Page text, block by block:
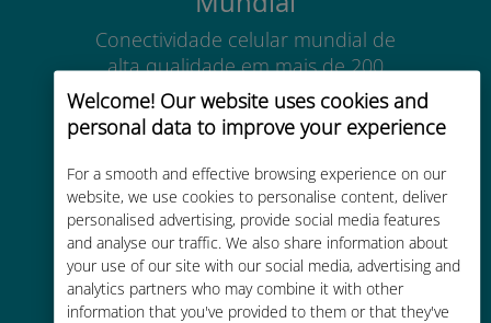
Welcome! Our website uses cookies and
personal data to improve your experience
For a smooth and effective browsing experience on our
website, we use cookies to personalise content, deliver
personalised advertising, provide social media features
and analyse our traffic. We also share information about
your use of our site with our social media, advertising and
analytics partners who may combine it with other
information that you've provided to them or that they've
Conectividade celular mundial de
alta qualidade em mais de 200
destinos
Custo-benefício
Até 90% mais barato do que as
tarifas de roaming de sua